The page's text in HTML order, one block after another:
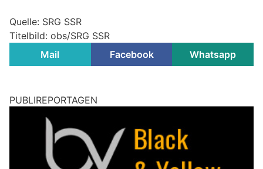
Quelle: SRG SSR
Titelbild: obs/SRG SSR
Mail
Facebook Whatsapp
PUBLIREPORTAGEN